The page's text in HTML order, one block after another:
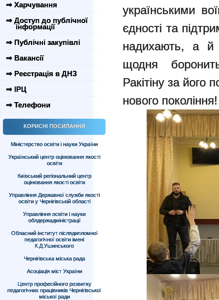
⇒ Харчування
⇒ Доступ до публічної
інформації
⇒ Публічні закупівлі
⇒ Вакансії
⇒ Реєстрація в ДНЗ
⇒ ІРЦ
⇒ Телефони
КОРИСНІ ПОСИЛАННЯ
Міністерство освіти і науки України
Український центр оцінювання якості
освіти
Київський регіональний центр
оцінювання якості освіти
Управління Державної служби якості
освіти у Чернігівській області
Управління освіти і науки
облдержадміністрації
Обласний інститут післядипломної
педагогічної освіти імені
К.Д.Ушинського
Чернігівська міська рада
Асоціація міст України
Центр професійного розвитку
педагогічних працівників Чернігівської
міської ради
українськими
єдності та
надихають, а
щодня
Ракітіну за його
нового